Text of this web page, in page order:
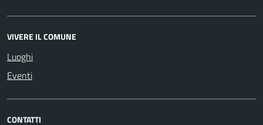
VIVERE IL COMUNE
Luoghi
Eventi
CONTATTI